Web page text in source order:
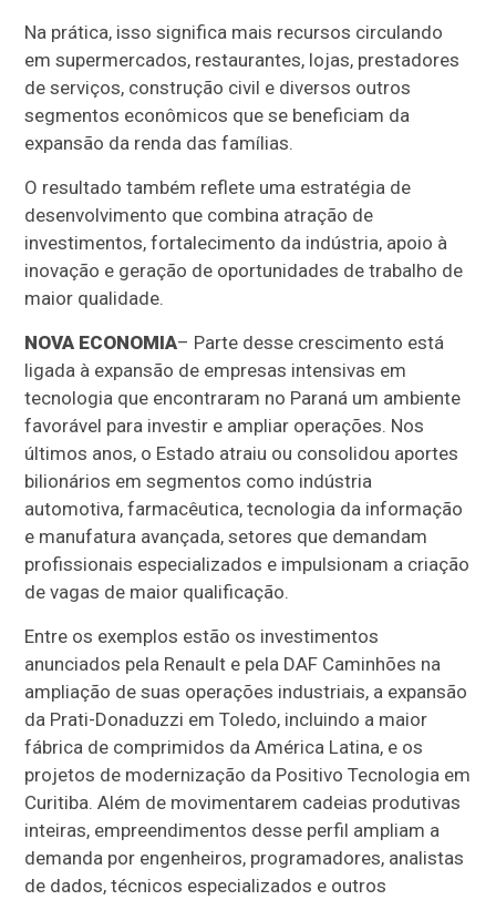
Na prática, isso significa mais recursos circulando
em supermercados, restaurantes, lojas, prestadores
de serviços, construção civil e diversos outros
segmentos econômicos que se beneficiam da
expansão da renda das famílias.
O resultado também reflete uma estratégia de
desenvolvimento que combina atração de
investimentos, fortalecimento da indústria, apoio à
inovação e geração de oportunidades de trabalho de
maior qualidade.
NOVA ECONOMIA– Parte desse crescimento está
ligada à expansão de empresas intensivas em
tecnologia que encontraram no Paraná um ambiente
favorável para investir e ampliar operações. Nos
últimos anos, o Estado atraiu ou consolidou aportes
bilionários em segmentos como indústria
automotiva, farmacêutica, tecnologia da informação
e manufatura avançada, setores que demandam
profissionais especializados e impulsionam a criação
de vagas de maior qualificação.
Entre os exemplos estão os investimentos
anunciados pela Renault e pela DAF Caminhões na
ampliação de suas operações industriais, a expansão
da Prati-Donaduzzi em Toledo, incluindo a maior
fábrica de comprimidos da América Latina, e os
projetos de modernização da Positivo Tecnologia em
Curitiba. Além de movimentarem cadeias produtivas
inteiras, empreendimentos desse perfil ampliam a
demanda por engenheiros, programadores, analistas
de dados, técnicos especializados e outros